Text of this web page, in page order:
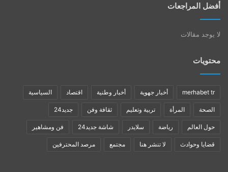
أفضل المراجعات
لا يوجد مقالات
محتويات
merhabet tr أخبار جهوية أخبار وطنية اقتصاد السياسية
الصحة المرأة تربية وتعليم ثقافة وفن جديد24
حول العالم رياضة سلايدر شاشة جديد24 فن ومشاهير
قضايا وحوادث لا تنشر هنا مجتمع مرصد المحترفين